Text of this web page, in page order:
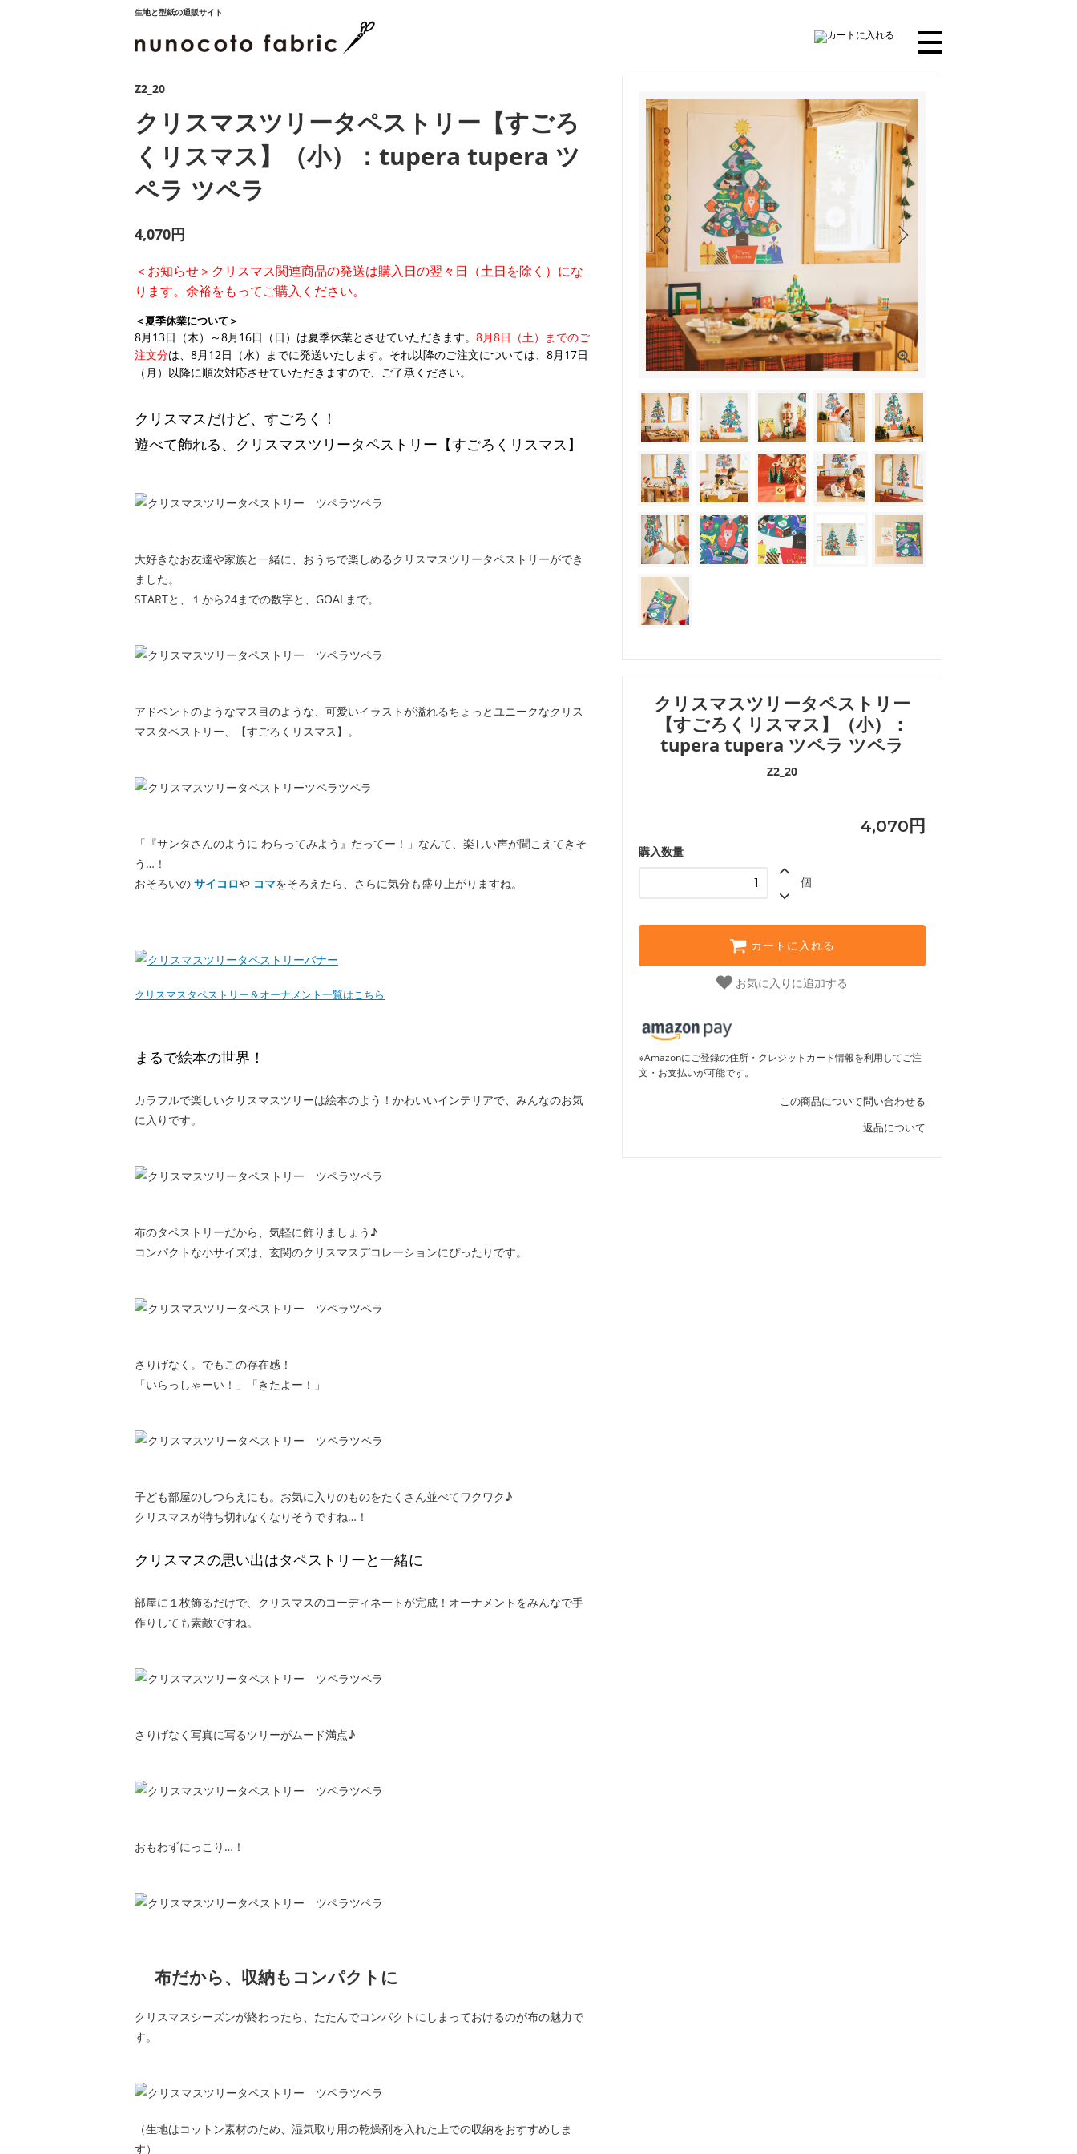
生地と型紙の通販サイト
クリスマスツリータペストリー
【すごろくリスマス】（小）：
tupera tupera ツペラ ツペラ
Z2_20
4,070円
購入数量
個
カートに入れる
お気に入りに追加する
※Amazonにご登録の住所・クレジットカード情報を利用してご注
文・お支払いが可能です。
この商品について問い合わせる
返品について
Z2_20
クリスマスツリータペストリー【すごろ
くリスマス】（小）：tupera tupera ツ
ペラ ツペラ
4,070円
＜お知らせ＞クリスマス関連商品の発送は購入日の翌々日（土日を除く）にな
ります。余裕をもってご購入ください。
＜夏季休業について＞
8月13日（木）～8月16日（日）は夏季休業とさせていただきます。 8月8日（土）までのご
注文分は、8月12日（水）までに発送いたします。それ以降のご注文については、8月17日
（月）以降に順次対応させていただきますので、ご了承ください。
クリスマスだけど、すごろく！
遊べて飾れる、クリスマスツリータペストリー【すごろくリスマス】
大好きなお友達や家族と一緒に、おうちで楽しめるクリスマスツリータペストリーができ
ました。
STARTと、１から24までの数字と、GOALまで。
アドベントのようなマス目のような、可愛いイラストが溢れるちょっとユニークなクリス
マスタペストリー、【すごろくリスマス】。
「『サンタさんのように わらってみよう』だってー！」なんて、楽しい声が聞こえてきそ
う…！
おそろいの サイコロや コマをそろえたら、さらに気分も盛り上がりますね。
クリスマスタペストリー＆オーナメント一覧はこちら
まるで絵本の世界！
カラフルで楽しいクリスマスツリーは絵本のよう！かわいいインテリアで、みんなのお気
に入りです。
布のタペストリーだから、気軽に飾りましょう♪
コンパクトな小サイズは、玄関のクリスマスデコレーションにぴったりです。
さりげなく。でもこの存在感！
「いらっしゃーい！」「きたよー！」
子ども部屋のしつらえにも。お気に入りのものをたくさん並べてワクワク♪
クリスマスが待ち切れなくなりそうですね…！
クリスマスの思い出はタペストリーと一緒に
部屋に１枚飾るだけで、クリスマスのコーディネートが完成！オーナメントをみんなで手
作りしても素敵ですね。
さりげなく写真に写るツリーがムード満点♪
おもわずにっこり…！
布だから、収納もコンパクトに
クリスマスシーズンが終わったら、たたんでコンパクトにしまっておけるのが布の魅力で
す。
（生地はコットン素材のため、湿気取り用の乾燥剤を入れた上での収納をおすすめしま
す）